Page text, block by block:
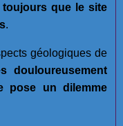
toujours que le site
.
géologiques de
douloureusement
pose un dilemme